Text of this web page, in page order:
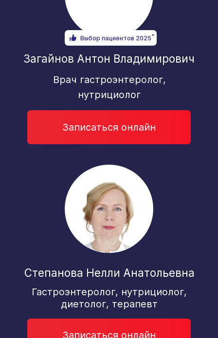
диетолог, терапевт
Записаться онлайн
Мотова Анна Вадимовна
Кардиолог, к.м.н.
Записаться онлайн
Отделение кардиологии
и ревматологии